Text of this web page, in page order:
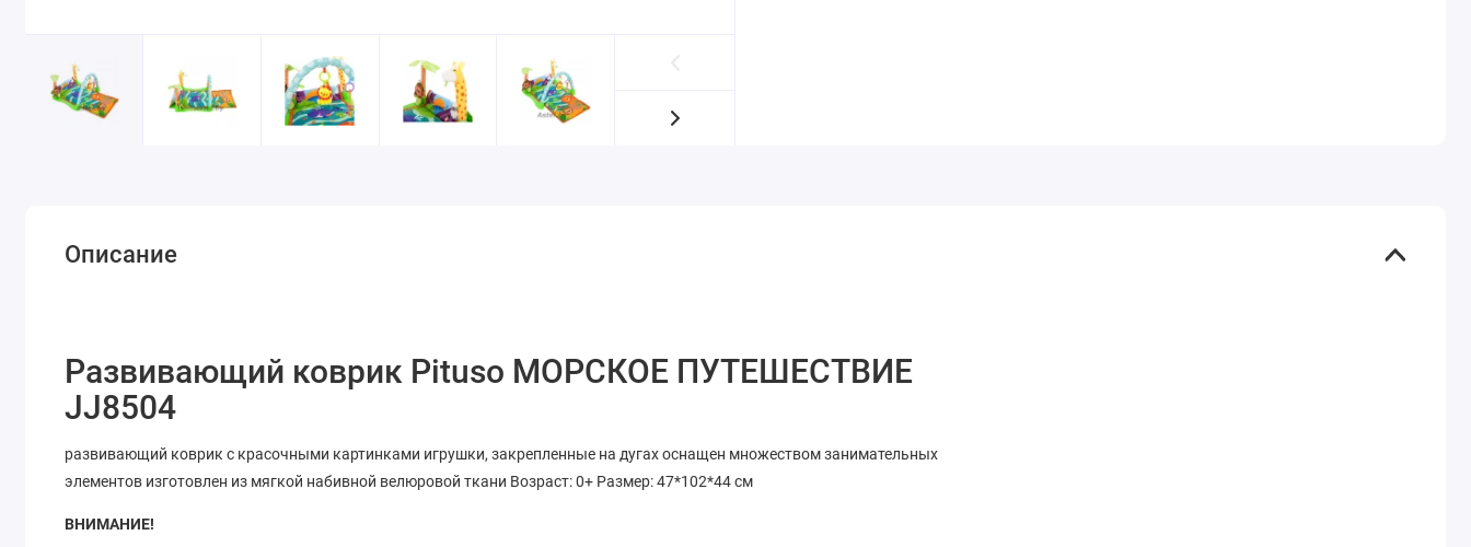
Описание
Развивающий коврик Pituso МОРСКОЕ ПУТЕШЕСТВИЕ
JJ8504
развивающий коврик с красочными картинками игрушки, закрепленные на дугах оснащен множеством занимательных
элементов изготовлен из мягкой набивной велюровой ткани Возраст: 0+ Размер: 47*102*44 см
ВНИМАНИЕ!